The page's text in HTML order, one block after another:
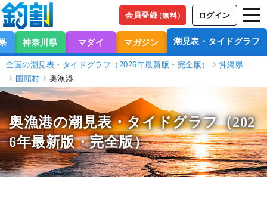
会員登録（無料） ログイン
神奈川県 マダイ マガジン 潮見表・タイドグラフ
全国の潮見表・タイドグラフ（2026年最新版・完全版）
沖縄県
国頭村
奥漁港
奥漁港の潮見表・タイドグラフ（202
6年最新版・完全版）